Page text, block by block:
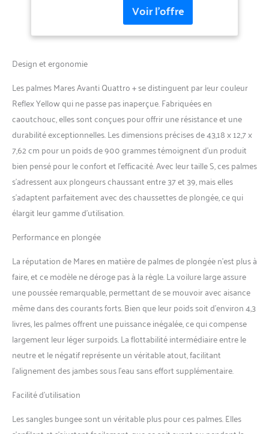
Design et ergonomie
Les palmes Mares Avanti Quattro + se distinguent par leur couleur
Reflex Yellow qui ne passe pas inaperçue. Fabriquées en
caoutchouc, elles sont conçues pour offrir une résistance et une
durabilité exceptionnelles. Les dimensions précises de 43,18 x 12,7 x
7,62 cm pour un poids de 900 grammes témoignent d’un produit
bien pensé pour le confort et l’efficacité. Avec leur taille S, ces palmes
s’adressent aux plongeurs chaussant entre 37 et 39, mais elles
s’adaptent parfaitement avec des chaussettes de plongée, ce qui
élargit leur gamme d’utilisation.
Performance en plongée
La réputation de Mares en matière de palmes de plongée n’est plus à
faire, et ce modèle ne déroge pas à la règle. La voilure large assure
une poussée remarquable, permettant de se mouvoir avec aisance
même dans des courants forts. Bien que leur poids soit d’environ 4,3
livres, les palmes offrent une puissance inégalée, ce qui compense
largement leur léger surpoids. La flottabilité intermédiaire entre le
neutre et le négatif représente un véritable atout, facilitant
l’alignement des jambes sous l’eau sans effort supplémentaire.
Facilité d’utilisation
Les sangles bungee sont un véritable plus pour ces palmes. Elles